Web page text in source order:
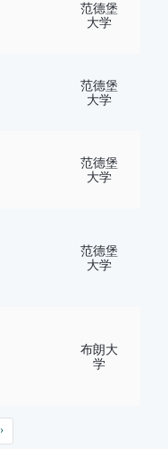
范德堡
大学
范德堡
大学
范德堡
大学
范德堡
大学
布朗大
学
›